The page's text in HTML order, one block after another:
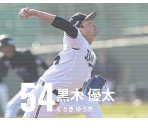
54黒木 優太
くろき ゆうた